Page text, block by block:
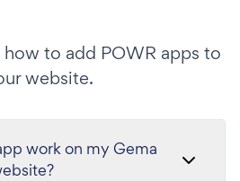
to add POWR apps to
website.
work on my Gema